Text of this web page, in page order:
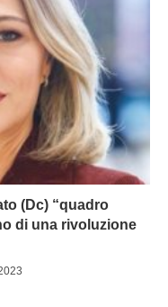
(Dc) “quadro
di una rivoluzione